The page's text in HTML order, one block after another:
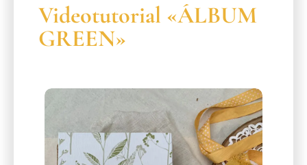
Videotutorial «ÁLBUM
GREEN»